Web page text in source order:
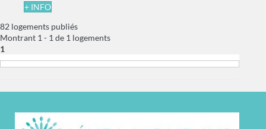
+ INFO
82 logements publiés
Montrant 1 - 1 de 1 logements
1